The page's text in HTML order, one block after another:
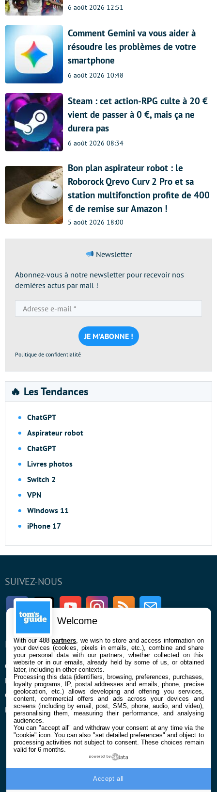
6 août 2026 12:51
Comment Gemini va vous aider à
résoudre les problèmes de votre
smartphone
6 août 2026 10:48
Steam : cet action-RPG culte à 20 €
vient de passer à 0 €, mais ça ne
durera pas
6 août 2026 08:34
Bon plan aspirateur robot : le
Roborock Qrevo Curv 2 Pro et sa
station multifonction profite de 400
€ de remise sur Amazon !
5 août 2026 18:00
Newsletter
Abonnez-vous à notre newsletter pour recevoir nos
dernières actus par mail !
e-
mail
*
Politique de confidentialité
🔥 Les Tendances
ChatGPT
Aspirateur robot
ChatGPT
Livres photos
Switch 2
VPN
Windows 11
iPhone 17
SUIVEZ-NOUS
FacebookTwitter Youtube InstagramRSS Newsletter
ENTREPRISE
Qui sommes nous
Mentions légales et CGU
Confidentialité et Cookies
Préférences cookies
À PROPOS
La rédaction
Contact
Welcome
With our 488partners , we wish to store and access information on
your devices (cookies, pixels in emails, etc.), combine and share
your personal data with our partners, whether collected on this
website or in our emails, already held by some of us, or obtained
later, including in other contexts.
Processing this data (identifiers, browsing, preferences, purchases,
loyalty programs, IP, postal addresses and emails, phone, precise
geolocation, etc.) allows developing and offering you services,
content, commercial offers and ads across your devices and
screens (including by email, post, SMS, phone, audio, and video),
personalising them, measuring their performance, and analysing
audiences.
You can "accept all" and withdraw your consent at any time via the
"cookie" icon. You can also "set detailed preferences" and object to
processing activities not subject to consent. These choices remain
valid for 6 months.
powered by
Accept all